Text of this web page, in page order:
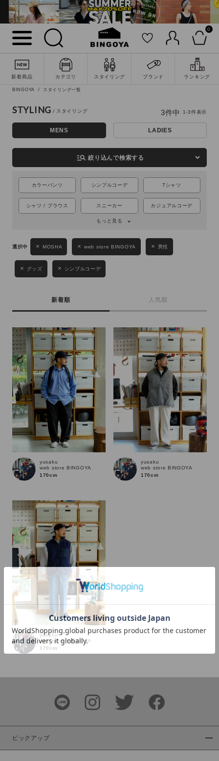
0
新着商品 カテゴリ スタイリング ブランド ランキング
詳細検索
キーワード
MENS KIDS
サイズ
ブランド
カラー
BINGOYA スタイリング一覧
STYLING
MENS LADIES
manage_search 絞り込んで検索する
カラーパンツ シンプルコーデ Tシャツ
シャツ / ブラウス スニーカー カジュアルコーデ
もっと見る
MOSHA web store BINGOYA 男性
グッズ シンプルコーデ
新着順 人気順
3件中 1-3件表示
yusaku
web store BINGOYA
170cm
yusaku
web store BINGOYA
170cm
yusaku
web store BINGOYA
170cm
ピックアップ